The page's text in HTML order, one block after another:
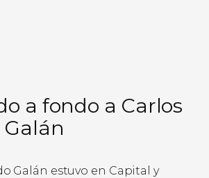
a fondo a Carlos
Galán estuvo en Capital y